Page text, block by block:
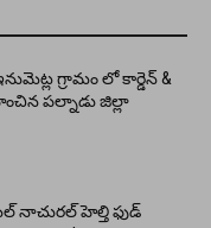
గ్రామం లో కార్డెన్ &
పల్నాడు జిల్లా
నాచురల్ హెల్తి ఫుడ్